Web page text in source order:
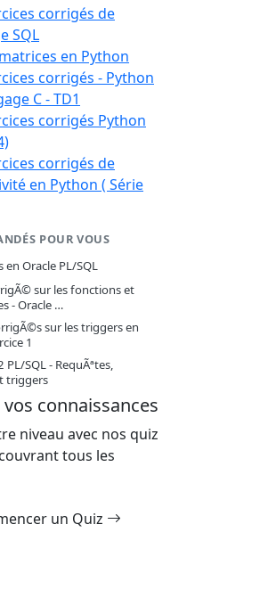
corrigés de
SQL
en Python
corrigés - Python
C - TD1
corrigés Python
corrigés de
en Python ( Série
POUR VOUS
en Oracle PL/SQL
sur les fonctions et
- Oracle …
sur les triggers en
1
PL/SQL - RequÃªtes,
triggers
vos connaissances
niveau avec nos quiz
tous les
un Quiz